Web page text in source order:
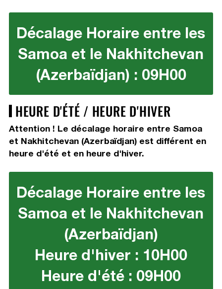
Décalage Horaire entre les
Samoa et le Nakhitchevan
(Azerbaïdjan) : 09H00
HEURE D'ÉTÉ / HEURE D'HIVER
Attention ! Le décalage horaire entre Samoa
et Nakhitchevan (Azerbaïdjan) est différent en
heure d'été et en heure d'hiver.
Décalage Horaire entre les
Samoa et le Nakhitchevan
(Azerbaïdjan)
Heure d'hiver : 10H00
Heure d'été : 09H00